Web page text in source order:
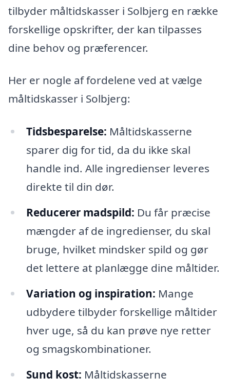
tilbyder måltidskasser i Solbjerg en række
forskellige opskrifter, der kan tilpasses
dine behov og præferencer.
Her er nogle af fordelene ved at vælge
måltidskasser i Solbjerg:
Tidsbesparelse: Måltidskasserne
sparer dig for tid, da du ikke skal
handle ind. Alle ingredienser leveres
direkte til din dør.
Reducerer madspild: Du får præcise
mængder af de ingredienser, du skal
bruge, hvilket mindsker spild og gør
det lettere at planlægge dine måltider.
Variation og inspiration: Mange
udbydere tilbyder forskellige måltider
hver uge, så du kan prøve nye retter
og smagskombinationer.
Sund kost: Måltidskasserne